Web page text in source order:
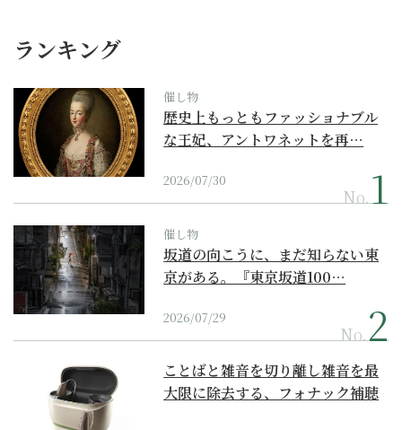
ランキング
催し物
歴史上もっともファッショナブル
な王妃、アントワネットを再…
2026/07/30
No.
催し物
坂道の向こうに、まだ知らない東
京がある。『東京坂道100…
2026/07/29
No.
ことばと雑音を切り離し雑音を最
大限に除去する、フォナック補聴